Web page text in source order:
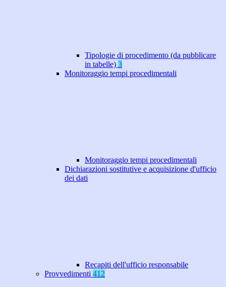
Tipologie di procedimento (da pubblicare
in tabelle) 3
Monitoraggio tempi procedimentali
Monitoraggio tempi procedimentali
Dichiarazioni sostitutive e acquisizione d'ufficio
dei dati
Recapiti dell'ufficio responsabile
Provvedimenti 412